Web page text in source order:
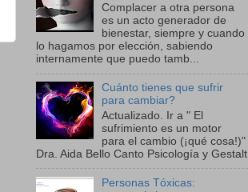
Complacer a otra persona
es un acto generador de
bienestar, siempre y cuando
lo hagamos por elección, sabiendo
internamente que puedo tamb...
Cuánto tienes que sufrir
para cambiar?
Actualizado. Ir a " El
sufrimiento es un motor
para el cambio (¡qué cosa!)"
Dra. Aida Bello Canto Psicología y Gestalt
Personas Tóxicas: